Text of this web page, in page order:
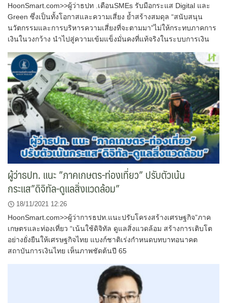
HoonSmart.com>>ผู้ว่าธปท .เตือนSMEs รับมือกระแส Digital และ
Green ซึ่งเป็นทั้งโอกาสและความเสี่ยง ย้ำสร้างสมดุล “สนับสนุน
นวัตกรรมและการบริหารความเสี่ยงที่จะตามมา”ไม่ให้กระทบภาคการ
เงินในวงกว้าง นำไปสู่ความเข้มแข็งมั่นคงที่แท้จริงในระบบการเงิน
ผู้ว่าธปท. แนะ ”ภาคเกษตร-ท่องเที่ยว” ปรับตัวเน้น
กระแส”ดิจิทัล-ดูแลสิ่งแวดล้อม”
18/11/2021 12:26
HoonSmart.com>>ผู้ว่าการธปท.แนะปรับโครงสร้างเศรษฐกิจ”ภาค
เกษตรและท่องเที่ยว “เน้นใช้ดิจิทัล ดูแลสิ่งแวดล้อม สร้างการเติบโต
อย่างยั่งยืนให้เศรษฐกิจไทย แบงก์ชาติเร่งกำหนดบทบาทอนาคต
สถาบันการเงินไทย เห็นภาพชัดต้นปี 65